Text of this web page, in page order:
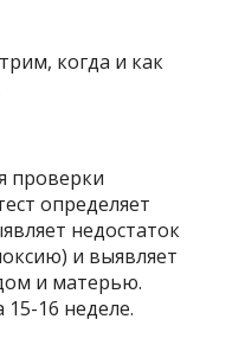
когда и как
проверки
определяет
недостаток
и выявляет
и матерью.
16 неделе.